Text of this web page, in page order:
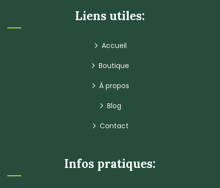
Liens utiles:
Accueil
Boutique
À propos
Blog
Contact
Infos pratiques: